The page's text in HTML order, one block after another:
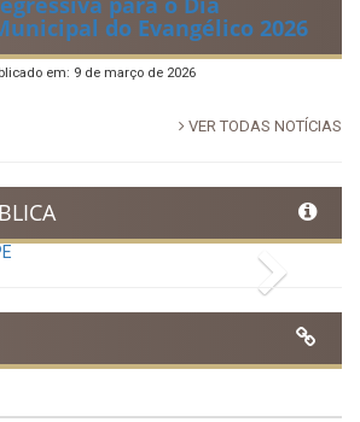
do Evangélico 2026
em: 9 de março de 2026
VER TODAS NOTÍCIAS